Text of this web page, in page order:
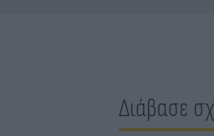
Διάβασε